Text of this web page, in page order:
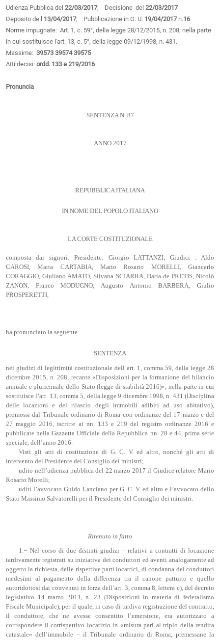
Udienza Pubblica del 22/03/2017; Decisione del 22/03/2017
Deposito de˙l 13/04/2017; Pubblicazione in G. U. 19/04/2017n.16
Norme impugnate: Art. 1, c. 59°, della legge 28/12/2015, n. 208, nella parte
in cui sostituisce l'art. 13, c. 5°, della legge 09/12/1998, n. 431.
Massime: 39573 39574 39575
Atti decisi: ordd. 133 e 219/2016
Pronuncia
SENTENZA N. 87
ANNO 2017
REPUBBLICA ITALIANA
IN NOME DEL POPOLO ITALIANO
LA CORTE COSTITUZIONALE
composta dai signori: Presidente: Giorgio LATTANZI; Giudici : Aldo
CAROSI, Marta CARTABIA, Mario Rosario MORELLI, Giancarlo
CORAGGIO, Giuliano AMATO, Silvana SCIARRA, Daria de PRETIS, Nicolò
ZANON, Franco MODUGNO, Augusto Antonio BARBERA, Giulio
PROSPERETTI,
ha pronunciato la seguente
SENTENZA
nei giudizi di legittimità costituzionale dell’art. 1, comma 59, della legge 28
dicembre 2015, n. 208, recante «Disposizioni per la formazione del bilancio
annuale e pluriennale dello Stato (legge di stabilità 2016)», nella parte in cui
sostituisce l’art. 13, comma 5, della legge 9 dicembre 1998, n. 431 (Disciplina
delle locazioni e del rilascio degli immobili adibiti ad uso abitativo),
promossi dal Tribunale ordinario di Roma con ordinanze del 17 marzo e del
27 maggio 2016, iscritte ai nn. 133 e 219 del registro ordinanze 2016 e
pubblicate nella Gazzetta Ufficiale della Repubblica nn. 28 e 44, prima serie
speciale, dell’anno 2016.
Visti gli atti di costituzione di G. C. V. ed altro, nonché gli atti di
intervento del Presidente del Consiglio dei ministri;
udito nell’udienza pubblica del 22 marzo 2017 il Giudice relatore Mario
Rosario Morelli;
uditi l’avvocato Guido Lanciano per G. C. V. ed altro e l’avvocato dello
Stato Massimo Salvatorelli per il Presidente del Consiglio dei ministri.
Ritenuto in fatto
1.− Nel corso di due distinti giudizi – relativi a contratti di locazione
tardivamente registrati su iniziativa dei conduttori ed aventi analogamente ad
oggetto la richiesta, delle rispettive parti locatrici, di condanna dei conduttori
medesimi al pagamento della differenza tra il canone pattuito e quello
autoridottosi dai convenuti in forza dell’art. 3, comma 8, lettera c), del decreto
legislativo 14 marzo 2011, n. 23 (Disposizioni in materia di federalismo
Fiscale Municipale), per il quale, in caso di tardiva registrazione del contratto,
il conduttore, che ne avesse consentito l’emersione, era autorizzato a
corrispondere il corrispettivo locatizio in «misura pari al triplo della rendita
catastale» dell’immobile – il Tribunale ordinario di Roma, premessane la